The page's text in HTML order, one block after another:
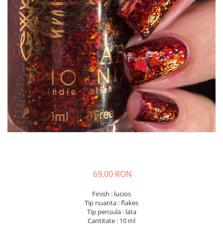
69,00 RON
Finish : lucios
Tip nuanta : flakes
Tip pensula : lata
Cantitate : 10 ml